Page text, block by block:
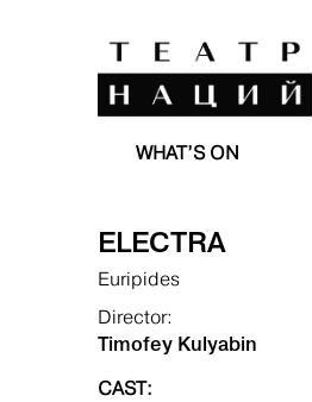
WHAT’S ON
ELECTRA
Euripides
Director:
Timofey Kulyabin
CAST: